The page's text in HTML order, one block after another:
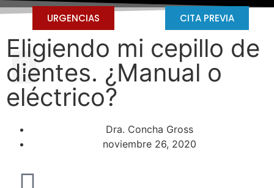
CITA PREVIA
URGENCIAS
Eligiendo mi cepillo de
dientes. ¿Manual o
eléctrico?
Dra. Concha Gross
noviembre 26, 2020